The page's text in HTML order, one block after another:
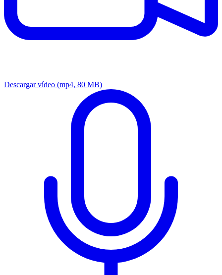
Descargar vídeo (mp4, 80 MB)